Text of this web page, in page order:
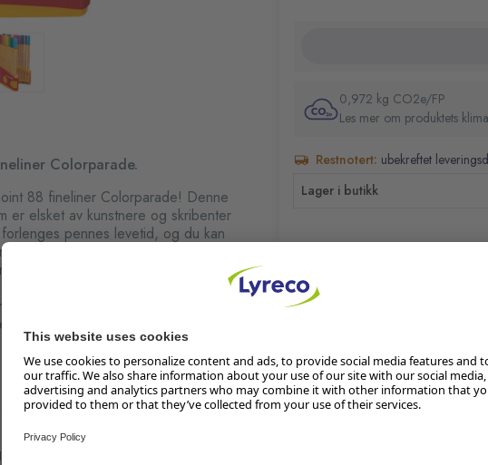
Colorparade.
88 fineliner Colorparade! Denne
er elsket av kunstnere og skribenter
pennes levetid, og du kan
ut. Den sekskantede
den lange cap off-tiden og
du trenger den. Med en spiss på
og skriving. Colorparade-
oppbevaring og organisering.
farge
0,972 kg CO2e/FP
Les mer om produktets
Restnotert: ubekreftet
Lager i butikk
RELATERTE PRODUKTER